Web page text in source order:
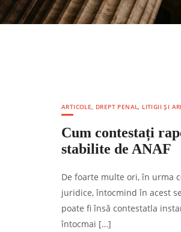
ARTICOLE, DREPT PENAL, LITIGII ȘI
Cum contestați
stabilite de ANAF
De foarte multe ori, în urma
juridice, întocmind în acest
poate fi însă contestatla
întocmai […]